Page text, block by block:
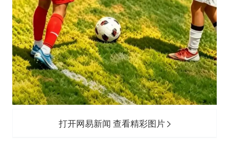
打开网易新闻 查看精彩图片